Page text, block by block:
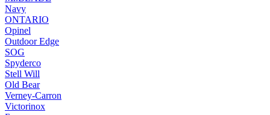
Navy
ONTARIO
Opinel
Outdoor Edge
SOG
Spyderco
Stell Will
Old Bear
Verney-Carron
Victorinox